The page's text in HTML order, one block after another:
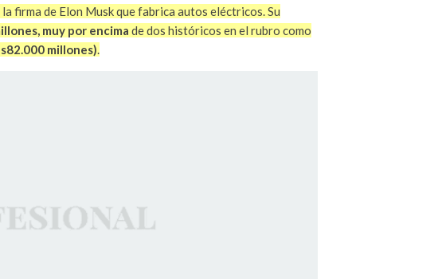
la firma de Elon Musk que fabrica autos eléctricos. Su
muy por encima de dos históricos en el rubro como
millones).